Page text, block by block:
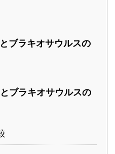
ブラキオサウルスの
ブラキオサウルスの